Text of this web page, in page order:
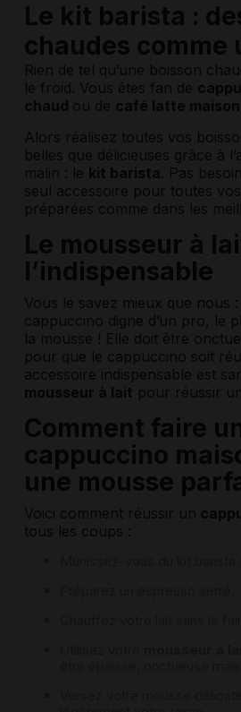
Le kit barista :
chaudes comme
Rien de tel qu’une boisson
le froid. Vous êtes fan de
chaud ou de café latte maison
Alors réalisez toutes vos
belles que délicieuses grâce à
malin : le kit barista . Pas
seul accessoire pour toutes
préparées comme dans les
Le mousseur à
l’indispensable
Vous le savez mieux que nous
cappuccino digne d’un pro, le
la mousse ! Elle doit être
pour que le cappuccino soit
accessoire indispensable est
mousseur à lait pour réussir
Comment faire
cappuccino
une mousse
Voici comment réussir un
tous les coups :